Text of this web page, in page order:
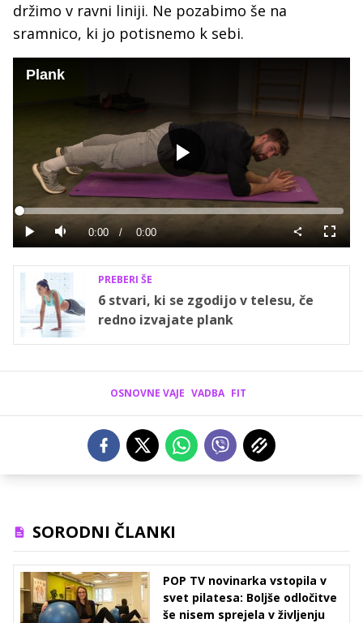
držimo v ravni liniji. Ne pozabimo še na
sramnico, ki jo potisnemo k sebi.
Plank
Predvajaj
PredvajajTiho Current
Time
0:00 / Duration
0:00
Loaded:
0%
način
PREBERI ŠE
6 stvari, ki se zgodijo v telesu, če
redno izvajate plank
OSNOVNE VAJE VADBA FIT
SORODNI ČLANKI
POP TV novinarka vstopila v
svet pilatesa: Boljše odločitve
še nisem sprejela v življenju